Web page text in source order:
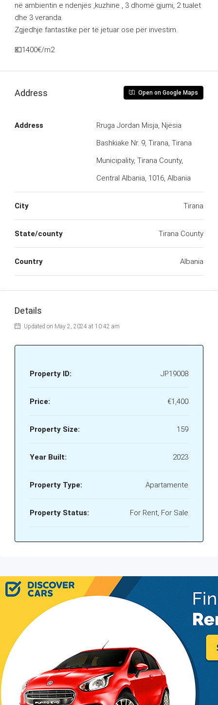
në ambientin e ndenjës ,kuzhine , 3 dhomë gjumi, 2 tualet
dhe 3 veranda.
Zgjedhje fantastike për të jetuar ose për investim.
💶1400€/m2
Address Open on Google Maps
Address
Rruga Jordan Misja, Njësia
Bashkiake Nr. 9, Tirana, Tirana
Municipality, Tirana County,
Central Albania, 1016, Albania
City Tirana
State/county Tirana County
Country Albania
Details
Updated on May 2, 2024 at 10:42 am
Property ID: JP19008
Price: €1,400
Property Size: 159
Year Built: 2023
Property Type: Apartamente
Property Status: For Rent, For Sale